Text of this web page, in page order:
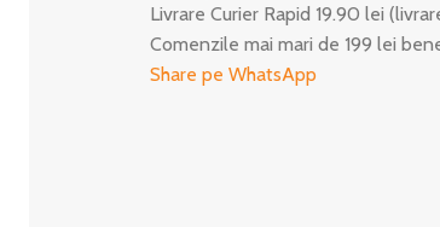
Livrare Curier Rapid 19.90 lei
Comenzile mai mari de 199 lei
Share pe WhatsApp